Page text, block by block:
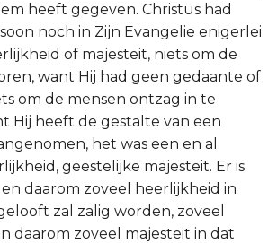
heeft gegeven. Christus had
noch in Zijn Evangelie enigerlei
of majesteit, niets om de
want Hij had geen gedaante of
om de mensen ontzag in te
Hij heeft de gestalte van een
het was een en al
geestelijke majesteit. Er is
daarom zoveel heerlijkheid in
zal zalig worden, zoveel
daarom zoveel majesteit in dat